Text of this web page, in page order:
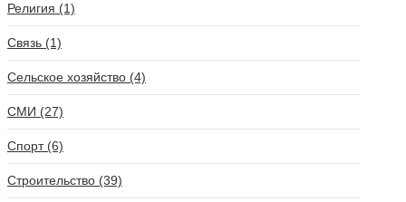
Религия (1)
Связь (1)
Сельское хозяйство (4)
СМИ (27)
Спорт (6)
Строительство (39)